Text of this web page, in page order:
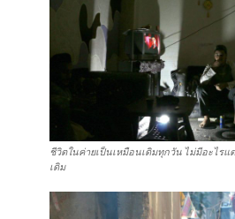
ชีวิตในค่ายเป็นเหมือนเดิมทุกวัน ไม่มีอะไรแ
เดิม